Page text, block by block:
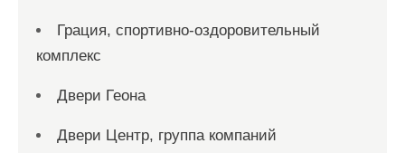
Грация, спортивно-оздоровительный
комплекс
Двери Геона
Двери Центр, группа компаний